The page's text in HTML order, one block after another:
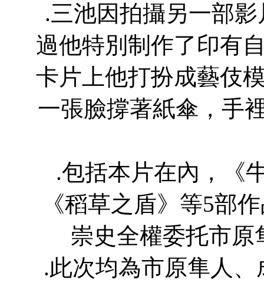
.三池因拍攝另一部
過他特別制作了印有
卡片上他打扮成藝伎
一張臉撐著紙傘，手
.包括本片在內，《
《稻草之盾》等5部
崇史全權委托市
.此次均為市原隼人